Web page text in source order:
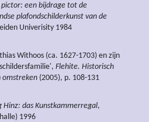
pictor: een bijdrage tot de
plafondschilderkunst van de
Univerisity 1984
Withoos (ca. 1627-1703) en zijn
Flehite. Historisch
omstreken (2005), p. 108-131
Hinz: das Kunstkammerregal,
1996